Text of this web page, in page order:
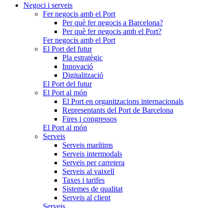
Negoci i serveis
Fer negocis amb el Port
Per què fer negocis a Barcelona?
Per què fer negocis amb el Port?
Fer negocis amb el Port
El Port del futur
Pla estratègic
Innovació
Digitalització
El Port del futur
El Port al món
El Port en organitzacions internacionals
Representants del Port de Barcelona
Fires i congressos
El Port al món
Serveis
Serveis marítims
Serveis intermodals
Serveis per carretera
Serveis al vaixell
Taxes i tarifes
Sistemes de qualitat
Serveis al client
Serveis